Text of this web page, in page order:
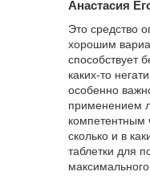
Анастасия
Это средство
хорошим
способствует
каких-то
особенно
применением
компетентным
сколько и в
таблетки для